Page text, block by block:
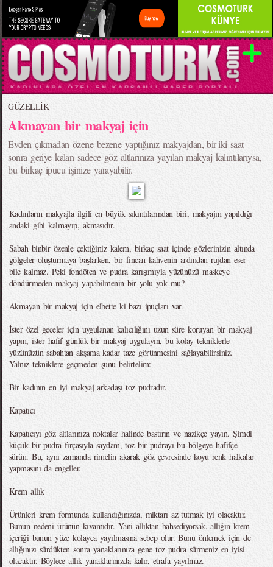
GÜZELLİK
Akmayan bir makyaj için
Evden çıkmadan özene bezene yaptığınız makyajdan, bir-iki saat
sonra geriye kalan sadece göz altlarınıza yayılan makyaj kalıntılarıysa,
bu birkaç ipucu işinize yarayabilir.
Kadınların makyajla ilgili en büyük sıkıntılarından biri, makyajın yapıldığı
andaki gibi kalmayıp, akmasıdır.
Sabah binbir özenle çektiğiniz kalem, birkaç saat içinde gözlerinizin altında
gölgeler oluşturmaya başlarken, bir fincan kahvenin ardından rujdan eser
bile kalmaz. Peki fondöten ve pudra karışımıyla yüzünüzü maskeye
döndürmeden makyaj yapabilmenin bir yolu yok mu?
Akmayan bir makyaj için elbette ki bazı ipuçları var.
İster özel geceler için uygulanan kalıcılığını uzun süre koruyan bir makyaj
yapın, ister hafif günlük bir makyaj uygulayın, bu kolay tekniklerle
yüzünüzün sabahtan akşama kadar taze görünmesini sağlayabilirsiniz.
Yalnız tekniklere geçmeden şunu belirtelim:
Bir kadının en iyi makyaj arkadaşı toz pudradır.
Kapatıcı
Kapatıcıyı göz altlarınıza noktalar halinde bastırın ve nazikçe yayın. Şimdi
küçük bir pudra fırçasıyla saydam, toz bir pudrayı bu bölgeye hafifçe
sürün. Bu, aynı zamanda rimelin akarak göz çevresinde koyu renk halkalar
yapmasını da engeller.
Krem allık
Ürünleri krem formunda kullandığınızda, miktarı az tutmak iyi olacaktır.
Bunun nedeni ürünün kıvamıdır. Yani allıktan bahsediyorsak, allığın krem
içeriği bunun yüze kolayca yayılmasına sebep olur. Bunu önlemek için de
allığınızı sürdükten sonra yanaklarınıza gene toz pudra sürmeniz en iyisi
olacaktır. Böylece allık yanaklarınızda kalır, etrafa yayılmaz.